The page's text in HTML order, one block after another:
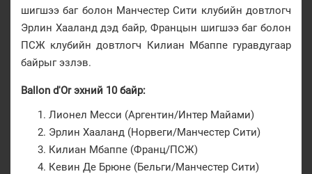
шигшээ баг болон Манчестер Сити клубийн довтлогч
Эрлин Хааланд дэд байр, Францын шигшээ баг болон
ПСЖ клубийн довтлогч Килиан Мбаппе гуравдугаар
байрыг эзлэв.
Ballon d'Or эхний 10 байр:
Лионел Месси (Аргентин/Интер Майами)
Эрлин Хааланд (Норвеги/Манчестер Сити)
Килиан Мбаппе (Франц/ПСЖ)
Кевин Де Брюне (Бельги/Манчестер Сити)